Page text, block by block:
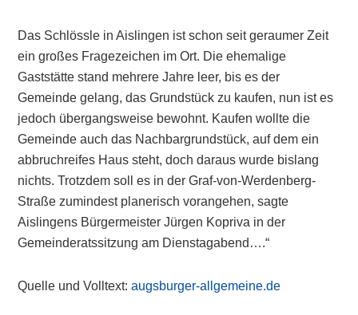
Das Schlössle in Aislingen ist schon seit geraumer Zeit
ein großes Fragezeichen im Ort. Die ehemalige
Gaststätte stand mehrere Jahre leer, bis es der
Gemeinde gelang, das Grundstück zu kaufen, nun ist es
jedoch übergangsweise bewohnt. Kaufen wollte die
Gemeinde auch das Nachbargrundstück, auf dem ein
abbruchreifes Haus steht, doch daraus wurde bislang
nichts. Trotzdem soll es in der Graf-von-Werdenberg-
Straße zumindest planerisch vorangehen, sagte
Aislingens Bürgermeister Jürgen Kopriva in der
Gemeinderatssitzung am Dienstagabend….“
Quelle und Volltext:augsburger-allgemeine.de